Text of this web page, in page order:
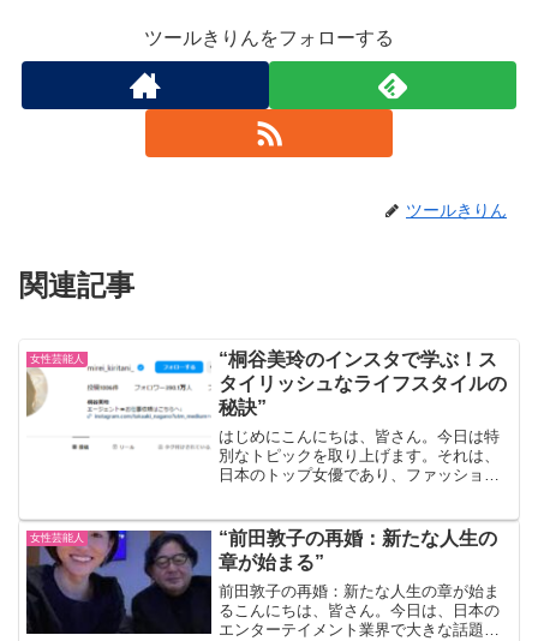
ツールきりんをフォローする
ツールきりん
関連記事
女性芸能人
“桐谷美玲のインスタで学ぶ！ス
タイリッシュなライフスタイルの
秘訣”
はじめにこんにちは、皆さん。今日は特
別なトピックを取り上げます。それは、
日本のトップ女優であり、ファッション
グラムを見ていると、そのスタイリッシ
ュなライフスタイルに目を...
女性芸能人
“前田敦子の再婚：新たな人生の
章が始まる”
前田敦子の再婚：新たな人生の章が始ま
るこんにちは、皆さん。今日は、日本の
エンターテイメント業界で大きな話題と